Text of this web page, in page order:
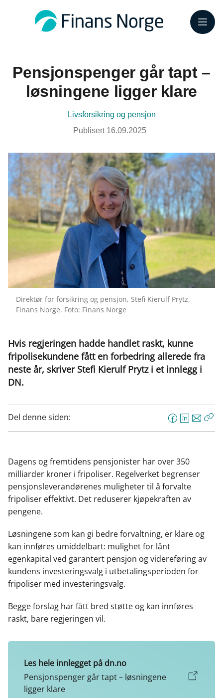
Meny
Pensjonspenger går tapt –
løsningene ligger klare
Livsforsikring og pensjon
Publisert 16.09.2025
Direktør for forsikring og pensjon, Stefi Kierulf Prytz,
Finans Norge. Foto: Finans Norge
Hvis regjeringen hadde handlet raskt, kunne
fripolisekundene fått en forbedring allerede fra
neste år, skriver Stefi Kierulf Prytz i et innlegg i
DN.
Del denne siden:
F
a
e
b
o
o
L
i
k
e
d
I
E
-
s
Dagens og fremtidens pensjonister har over 350
milliarder kroner i fripoliser. Regelverket begrenser
pensjonsleverandørenes muligheter til å forvalte
fripoliser effektivt. Det reduserer kjøpekraften av
pengene.
Løsningene som kan gi bedre forvaltning, er klare og
kan innføres umiddelbart: mulighet for lånt
egenkapital ved garantert pensjon og videreføring av
kundens investeringsvalg i utbetalingsperioden for
fripoliser med investeringsvalg.
Begge forslag har fått bred støtte og kan innføres
raskt, bare regjeringen vil.
Les hele innlegget på dn.no
Pensjonspenger går tapt – løsningene
ligger klare